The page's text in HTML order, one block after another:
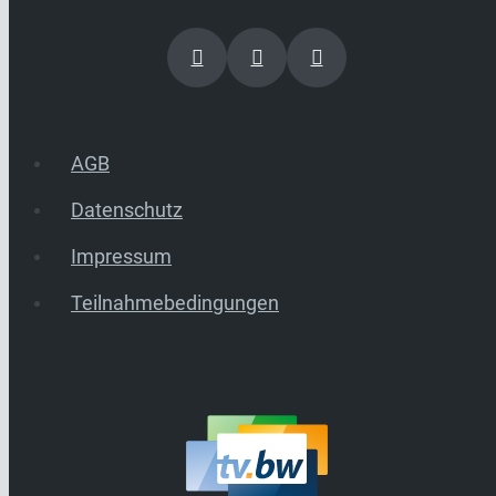
AGB
Datenschutz
Impressum
Teilnahmebedingungen